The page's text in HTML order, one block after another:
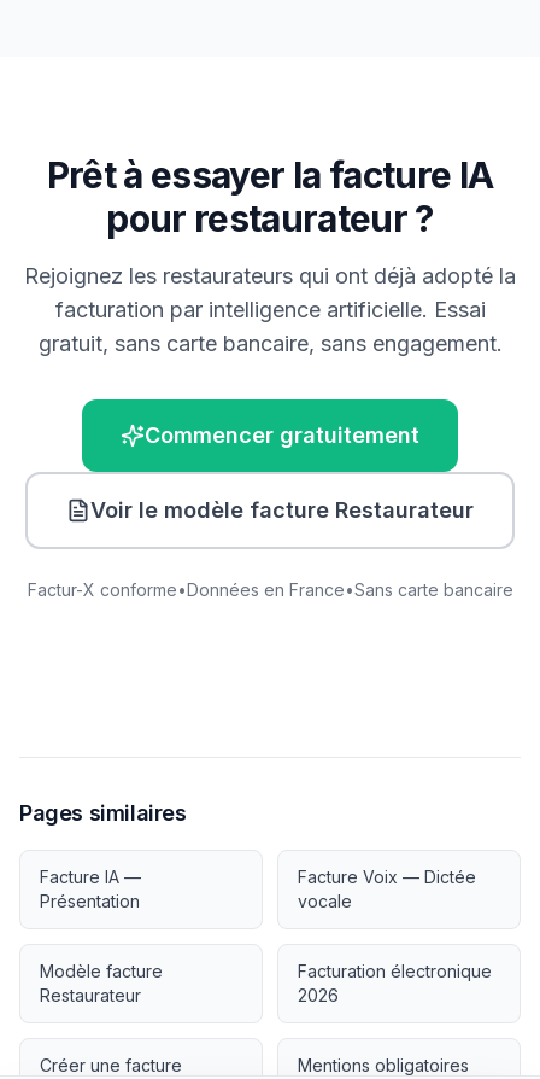
Prêt à essayer la facture IA
pour restaurateur?
Rejoignez les restaurateurs qui ont déjà adopté la
facturation par intelligence artificielle. Essai
gratuit, sans carte bancaire, sans engagement.
Commencer gratuitement
Voir le modèle facture Restaurateur
Factur-X conforme•Données en France•Sans carte bancaire
Pages similaires
Facture IA —
Présentation
Facture Voix — Dictée
vocale
Modèle facture
Restaurateur
Facturation électronique
2026
Créer une facture Mentions obligatoires